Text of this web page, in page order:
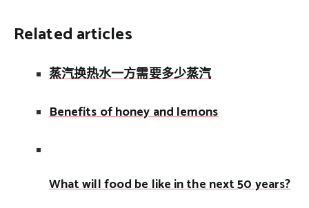
Related articles
蒸汽换热水一方需要多少蒸汽
Benefits of honey and lemons
What will food be like in the next 50 years?